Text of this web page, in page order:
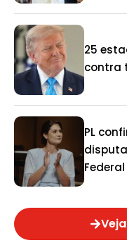
25
contra
PL
Federal